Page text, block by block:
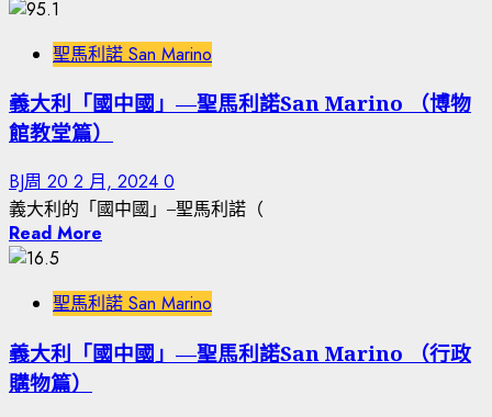
聖馬利諾 San Marino
義大利「國中國」—聖馬利諾San Marino （博物
館教堂篇）
BJ周 20 2 月, 2024 0
義大利的「國中國」–聖馬利諾（
Read More
聖馬利諾 San Marino
義大利「國中國」—聖馬利諾San Marino （行政
購物篇）